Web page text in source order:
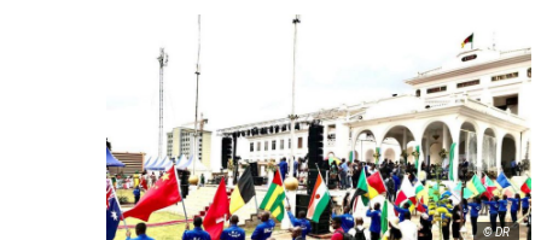
© DR